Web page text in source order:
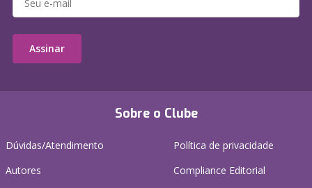
Sobre o Clube
Dúvidas/Atendimento
Autores
Política de privacidade
Compliance Editorial
Assinar